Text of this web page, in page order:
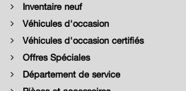
Inventaire neuf
Véhicules d'occasion
Véhicules d'occasion certifiés
Offres Spéciales
Département de service